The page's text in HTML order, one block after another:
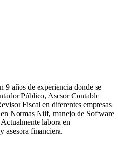
9 años de experiencia donde se
Público, Asesor Contable
Fiscal en diferentes empresas
Normas Niif, manejo de Software
labora en
asesora financiera.